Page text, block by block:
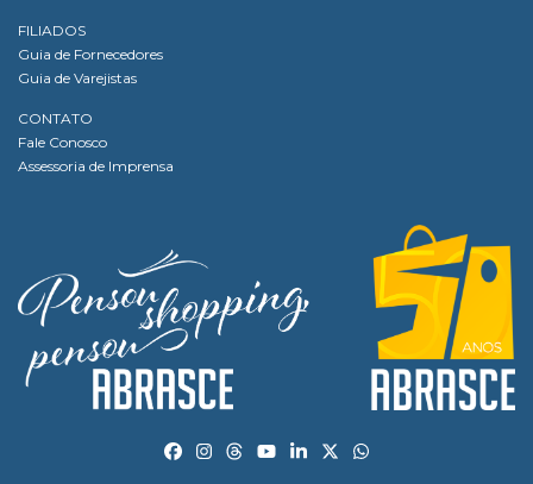
FILIADOS
Guia de Fornecedores
Guia de Varejistas
CONTATO
Fale Conosco
Assessoria de Imprensa